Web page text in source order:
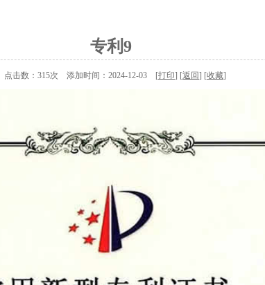
专利9
点击数：315次 添加时间：2024-12-03 [打印] [返回] [收藏]